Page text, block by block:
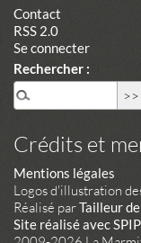
Contact
RSS 2.0
Se connecter
Rechercher :
Crédits et
Mentions légales
Logos d'illustration
Réalisé parTailleur
Site réalisé avec SPIP